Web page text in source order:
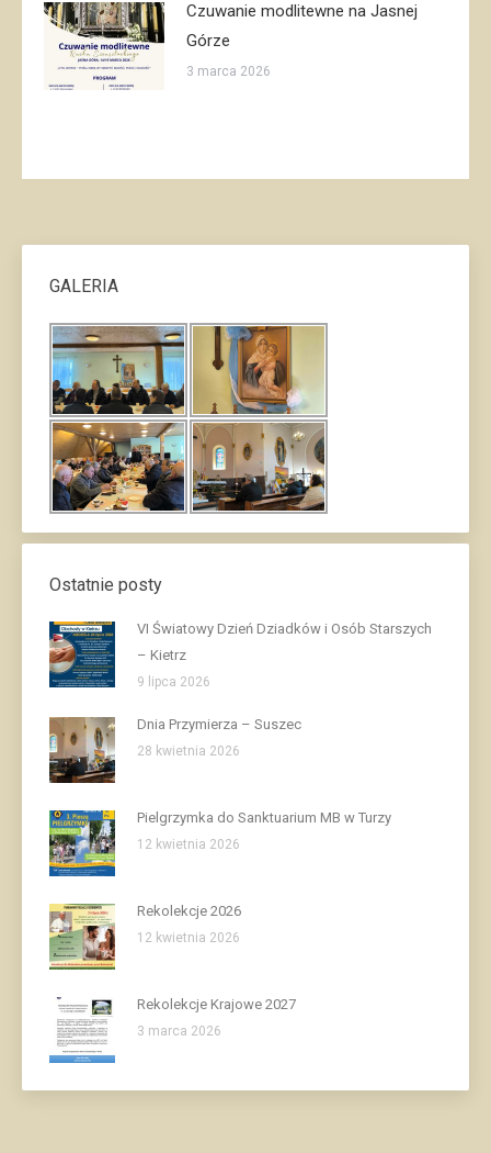
Czuwanie modlitewne na Jasnej
Górze
3 marca 2026
GALERIA
Ostatnie posty
VI Światowy Dzień Dziadków i Osób Starszych
– Kietrz
9 lipca 2026
Dnia Przymierza – Suszec
28 kwietnia 2026
Pielgrzymka do Sanktuarium MB w Turzy
12 kwietnia 2026
Rekolekcje 2026
12 kwietnia 2026
Rekolekcje Krajowe 2027
3 marca 2026